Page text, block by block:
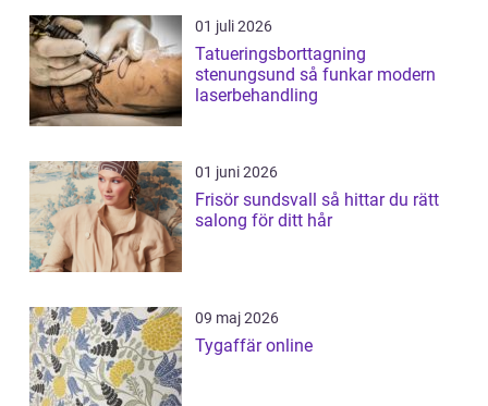
01 juli 2026
Tatueringsborttagning
stenungsund så funkar modern
laserbehandling
01 juni 2026
Frisör sundsvall så hittar du rätt
salong för ditt hår
09 maj 2026
Tygaffär online